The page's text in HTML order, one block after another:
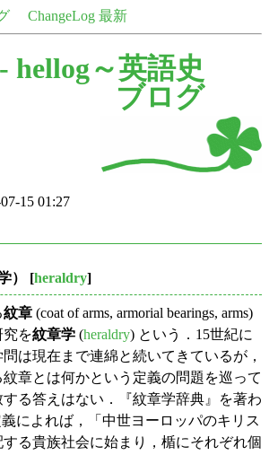
ChangeLog 最新
hellog～英語史
ブログ
15 01:27
） [heraldry]
紋章 (coat of arms, armorial bearings, arms)
究を紋章学 (heraldry) という．15世紀に
は現在まで連綿と続いてきているが，
章とは何かという定義の問題を巡って
る答えはない．『紋章学辞典』を著わ
によれば，「中世ヨーロッパのキリス
する貴族社会に始まり，楯にそれぞれ個